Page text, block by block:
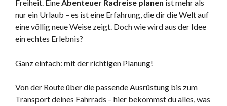
Freiheit. EineAbenteuer Radreise planen ist mehr als
nur ein Urlaub – es ist eine Erfahrung, die dir die Welt auf
eine völlig neue Weise zeigt. Doch wie wird aus der Idee
ein echtes Erlebnis?
Ganz einfach: mit der richtigen Planung!
Von der Route über die passende Ausrüstung bis zum
Transport deines Fahrrads – hier bekommst du alles, was